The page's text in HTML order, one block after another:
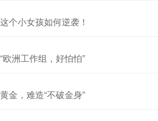
个小女孩如何逆袭！
洲工作组，好怕怕”
金，难造“不破金身”